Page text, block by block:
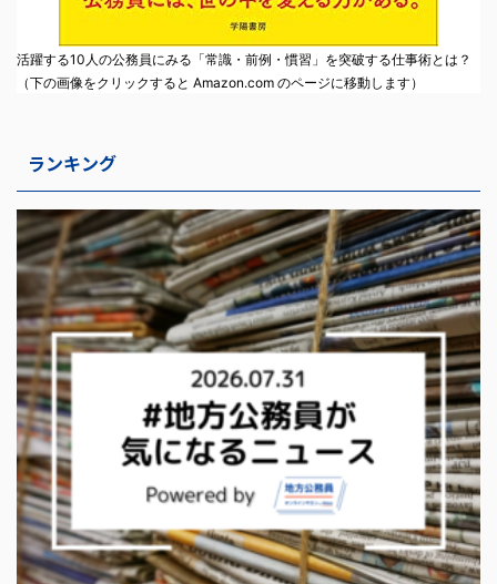
活躍する10人の公務員にみる「常識・前例・慣習」を突破する仕事術とは？
（下の画像をクリックすると Amazon.com のページに移動します）
ランキング